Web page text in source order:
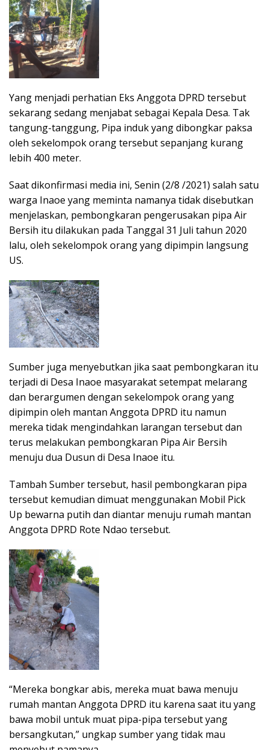
Yang menjadi perhatian Eks Anggota DPRD tersebut
sekarang sedang menjabat sebagai Kepala Desa. Tak
tangung-tanggung, Pipa induk yang dibongkar paksa
oleh sekelompok orang tersebut sepanjang kurang
lebih 400 meter.
Saat dikonfirmasi media ini, Senin (2/8 /2021) salah satu
warga Inaoe yang meminta namanya tidak disebutkan
menjelaskan, pembongkaran pengerusakan pipa Air
Bersih itu dilakukan pada Tanggal 31 Juli tahun 2020
lalu, oleh sekelompok orang yang dipimpin langsung
US.
Sumber juga menyebutkan jika saat pembongkaran itu
terjadi di Desa Inaoe masyarakat setempat melarang
dan berargumen dengan sekelompok orang yang
dipimpin oleh mantan Anggota DPRD itu namun
mereka tidak mengindahkan larangan tersebut dan
terus melakukan pembongkaran Pipa Air Bersih
menuju dua Dusun di Desa Inaoe itu.
Tambah Sumber tersebut, hasil pembongkaran pipa
tersebut kemudian dimuat menggunakan Mobil Pick
Up bewarna putih dan diantar menuju rumah mantan
Anggota DPRD Rote Ndao tersebut.
“Mereka bongkar abis, mereka muat bawa menuju
rumah mantan Anggota DPRD itu karena saat itu yang
bawa mobil untuk muat pipa-pipa tersebut yang
bersangkutan,” ungkap sumber yang tidak mau